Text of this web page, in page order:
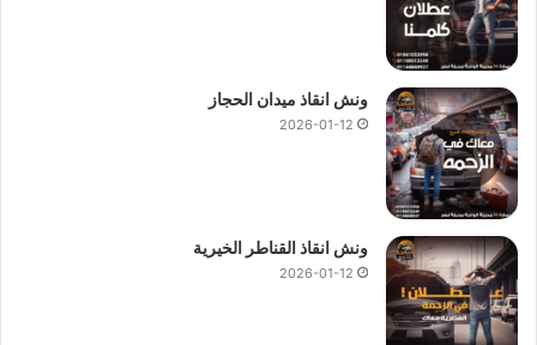
ونش انقاذ ميدان الحجاز
2026-01-12
ونش انقاذ القناطر الخيرية
2026-01-12